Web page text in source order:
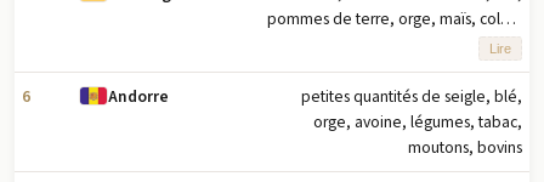
pommes de terre, orge, maïs, colza,
porc, seigle, triticale (2023) note : dix
principaux produits agricoles basés
sur le tonnage
Lire
6 Andorre
petites quantités de seigle, blé,
orge, avoine, légumes, tabac,
moutons, bovins